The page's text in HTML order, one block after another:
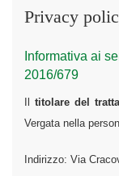
Privacy
Informativa ai
2016/679
titolare del
Vergata nella
Indirizzo: Via